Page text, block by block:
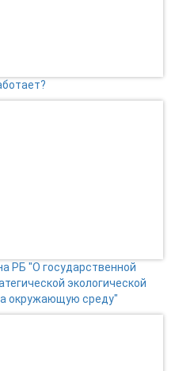
РБ "О государственной
экологической
окружающую среду"